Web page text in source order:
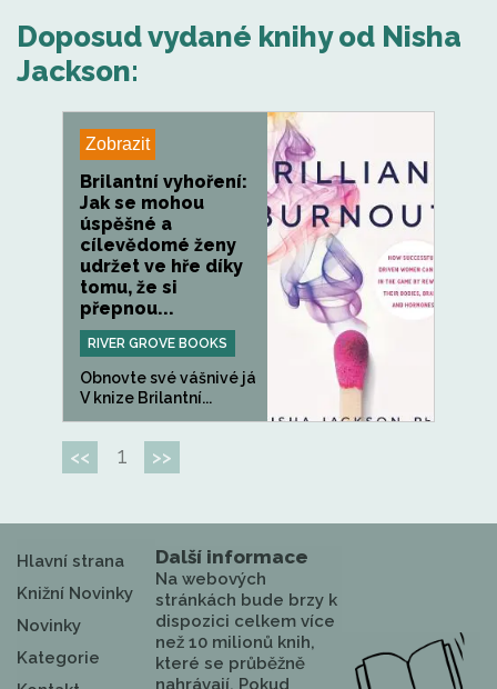
Doposud vydané knihy od Nisha
Jackson:
Zobrazit
Brilantní vyhoření:
Jak se mohou
úspěšné a
cílevědomé ženy
udržet ve hře díky
tomu, že si
přepnou...
RIVER GROVE BOOKS
Obnovte své vášnivé já
V knize Brilantní...
<< 1 >>
Hlavní strana
Knižní Novinky
Novinky
Kategorie
Další informace
Na webových
stránkách bude brzy k
dispozici celkem více
než 10 milionů knih,
které se průběžně
nahrávají. Pokud